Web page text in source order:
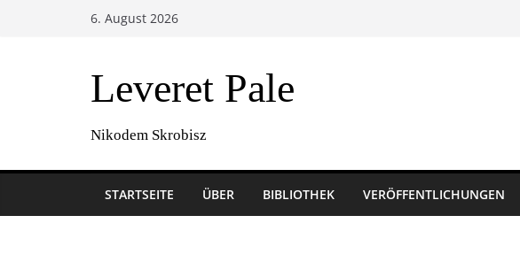
6. August 2026
Leveret Pale
Nikodem Skrobisz
STARTSEITE ÜBER BIBLIOTHEK VERÖFFENTLICHUNGEN